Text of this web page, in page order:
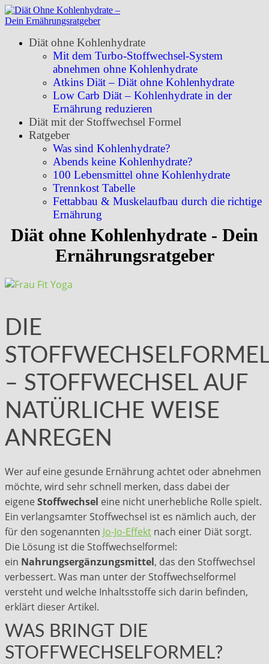
Diät ohne Kohlenhydrate
Mit dem Turbo-Stoffwechsel-System
abnehmen ohne Kohlenhydrate
Atkins Diät – Diät ohne Kohlenhydrate
Low Carb Diät – Kohlenhydrate in der
Ernährung reduzieren
Diät mit der Stoffwechsel Formel
Ratgeber
Was sind Kohlenhydrate?
Abends keine Kohlenhydrate?
100 Lebensmittel ohne Kohlenhydrate
Trennkost Tabelle
Fettabbau & Muskelaufbau durch die richtige
Ernährung
Diät ohne Kohlenhydrate - Dein
Ernährungsratgeber
DIE
– STOFFWECHSEL AUF
NATÜRLICHE WEISE
ANREGEN
Wer auf eine gesunde Ernährung achtet oder abnehmen
möchte, wird sehr schnell merken, dass dabei der
eigene Stoffwechsel eine nicht unerhebliche Rolle spielt.
Ein verlangsamter Stoffwechsel ist es nämlich auch, der
für den sogenannten Jo-Jo-Effekt nach einer Diät sorgt.
Die Lösung ist die Stoffwechselformel:
ein Nahrungsergänzungsmittel, das den Stoffwechsel
verbessert. Was man unter der Stoffwechselformel
versteht und welche Inhaltsstoffe sich darin befinden,
erklärt dieser Artikel.
WAS BRINGT DIE
STOFFWECHSELFORMEL?